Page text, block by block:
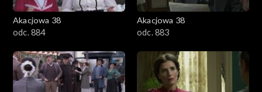
Akacjowa 38
odc. 884
Akacjowa 38
odc. 883